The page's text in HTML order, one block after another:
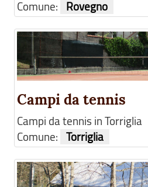
Comune:
Rovegno
Campi da tennis
Campi da tennis in Torriglia
Comune: Torriglia